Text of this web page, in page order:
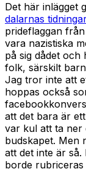
Det här inlägget
dalarnas tidningar
prideflaggan
vara nazistiska
på sig dådet
folk, särskilt
Jag tror inte att
hoppas också
att det bara är
var kul att ta ner
budskapet. Men
att det inte är
borde rubriceras